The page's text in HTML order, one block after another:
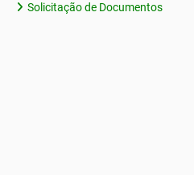
Solicitação de Documentos